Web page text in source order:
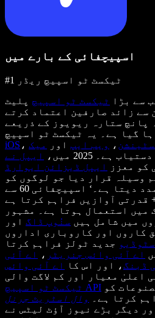
اسپیچفائی کے بارے میں
#1 ٹیکسٹ ٹو اسپیچ ریڈر
سے بڑا ٹیکسٹ ٹو اسپیچ پلیٹ
جس پر 50 ملین سے زائد صارفین اعتماد کرتے
زیادہ پانچ ستارہ ریویوز کے ذریعے
گیا ہے۔ یہ ٹیکسٹ ٹو اسپیچ
iOS ، ، ویب ایپ اور
میک
ہے۔ 2025 میں،
ایپل نے
کو معزز
ایپل ڈیزائن ایوارڈ
وسیلہ قرار دیا جو لوگوں کو
اپنی زندگی جینے میں مدد دیتا ہے۔‘ اسپیچفائی 60 سے
زبانوں میں 1,000+ قدرتی آوازیں فراہم کرتا ہے
200 ممالک میں استعمال ہوتا ہے۔ مشہور
میں شامل ہیں سنُوپ ڈاگ اور
کاروں اور کاروباری اداروں
جدید ٹولز فراہم کرتا
اے آئی وائس جنریٹر ،
اے آئی
ڈبنگ، اور اس کا
اے آئی وائس
اعلیٰ معیار اور کم لاگت والی
ٹیکسٹ ٹو اسپیچ API
کرتا ہے۔
وال اسٹریٹ جرنل
دیگر بڑے نیوز آؤٹ لیٹس نے